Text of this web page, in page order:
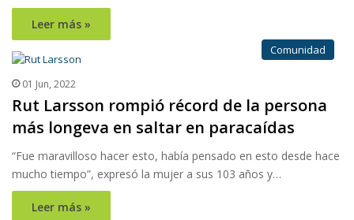
Leer más »
Comunidad
01 Jun, 2022
Rut Larsson rompió récord de la persona
más longeva en saltar en paracaídas
“Fue maravilloso hacer esto, había pensado en esto desde hace
mucho tiempo”, expresó la mujer a sus 103 años y…
Leer más »